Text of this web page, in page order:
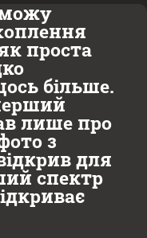
можу
проста
більше.
лише про
з
для
спектр